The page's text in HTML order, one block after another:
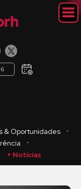
& Oportunidades
・
・
+ Notícias